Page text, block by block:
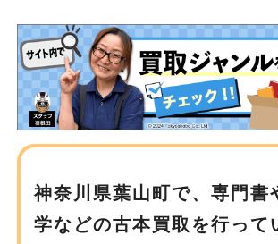
神奈川県葉山町で、専門書
学などの古本買取を行って